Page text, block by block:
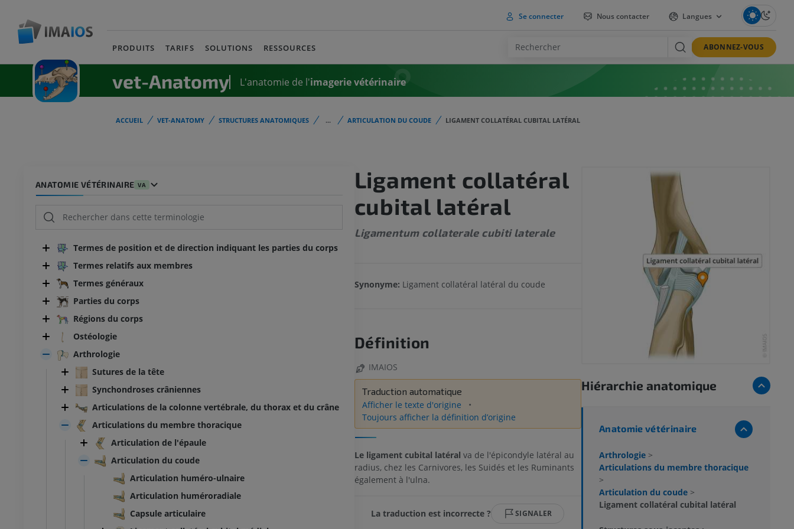
Se connecter Nous contacter Langues
PRODUITS TARIFS SOLUTIONS RESSOURCES ABONNEZ-VOUS
vet-Anatomy L'anatomie de l'imagerie vétérinaire
ACCUEIL VET-ANATOMY STRUCTURES ANATOMIQUES ... ARTICULATION DU COUDE LIGAMENT COLLATÉRAL CUBITAL LATÉRAL
ANATOMIE VÉTÉRINAIRE VA
Termes de position et de direction indiquant les parties du corps
Termes relatifs aux membres
Termes généraux
Parties du corps
Régions du corps
Ostéologie
Arthrologie
Sutures de la tête
Synchondroses crâniennes
Articulations de la colonne vertébrale, du thorax et du crâne
Articulations du membre thoracique
Articulation de l'épaule
Articulation du coude
Articulation huméro-ulnaire
Articulation huméroradiale
Capsule articulaire
Ligament collatéral
cubital latéral
Ligamentum collaterale cubiti laterale
Synonyme: Ligament collatéral latéral du coude
Définition
IMAIOS
Traduction automatique
Afficher le texte d'origine
Toujours afficher la définition d’origine
Le ligament cubital latéral va de l'épicondyle latéral au
radius, chez les Carnivores, les Suidés et les Ruminants
également à l'ulna.
La traduction est incorrecte ? SIGNALER
Hiérarchie anatomique
Anatomie vétérinaire
Arthrologie >
Articulations du membre thoracique
>
Articulation du coude >
Ligament collatéral cubital latéral